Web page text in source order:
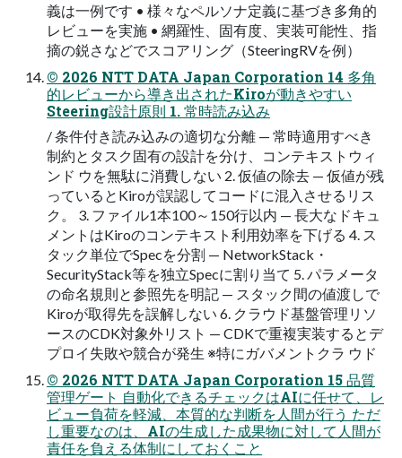
義は一例です • 様々なペルソナ定義に基づき多角的
レビューを実施 • 網羅性、固有度、実装可能性、指
摘の鋭さなどでスコアリング（SteeringRVを例）
© 2026 NTT DATA Japan Corporation 14 多角
的レビューから導き出されたKiroが動きやすい
Steering設計原則 1. 常時読み込み
/ 条件付き読み込みの適切な分離 — 常時適用すべき
制約とタスク固有の設計を分け、コンテキストウィ
ンド ウを無駄に消費しない 2. 仮値の除去 — 仮値が残
っているとKiroが誤認してコードに混入させるリス
ク。 3. ファイル1本100～150行以内 — 長大なドキュ
メントはKiroのコンテキスト利用効率を下げる 4. ス
タック単位でSpecを分割 — NetworkStack・
SecurityStack等を独立Specに割り当て 5. パラメータ
の命名規則と参照先を明記 — スタック間の値渡しで
Kiroが取得先を誤解しない 6. クラウド基盤管理リソ
ースのCDK対象外リスト — CDKで重複実装するとデ
プロイ失敗や競合が発生 ※特にガバメントクラ ウド
© 2026 NTT DATA Japan Corporation 15 品質
管理ゲート 自動化できるチェックはAIに任せて、レ
ビュー負荷を軽減、本質的な判断を人間が行う ただ
し重要なのは、AIの生成した成果物に対して人間が
責任を負える体制にしておくこと